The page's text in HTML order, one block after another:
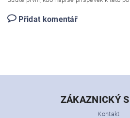
Přidat komentář
ZÁKAZNICKÝ
Kontakt